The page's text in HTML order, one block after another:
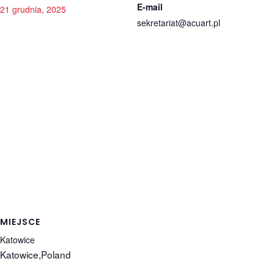
21 grudnia, 2025
E-mail
sekretariat@acuart.pl
MIEJSCE
Katowice
Katowice,Poland